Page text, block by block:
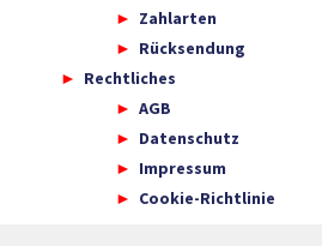
Zahlarten
Rücksendung
Rechtliches
AGB
Datenschutz
Impressum
Cookie-Richtlinie